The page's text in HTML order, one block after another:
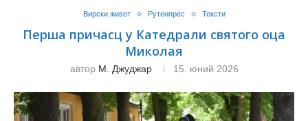
Вирски живот Рутенпрес Тексти
Перша причасц у Катедрали святого оца
Миколая
автор М. Джуджар 15. юний 2026